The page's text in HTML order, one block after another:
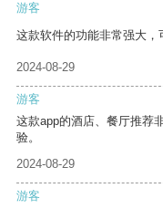
游客
这款软件的功能非常强大，
2024-08-29
游客
这款app的酒店、餐厅推荐
验。
2024-08-29
游客